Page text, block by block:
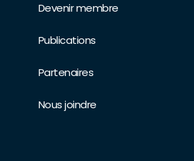
Devenir membre
Publications
Partenaires
Nous joindre